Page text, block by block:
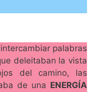
palabras
deleitaban la vista
del camino, las
de una ENERGÍA